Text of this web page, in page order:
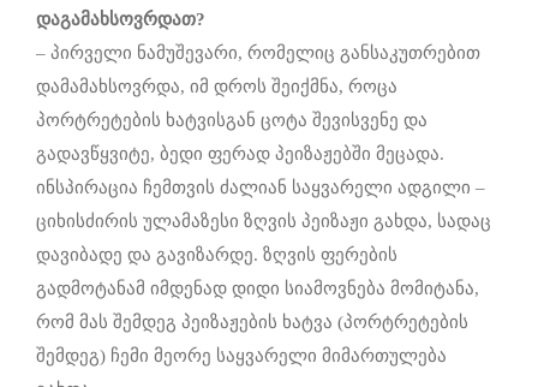
დაგამახსოვრდათ?
– პირველი ნამუშევარი, რომელიც განსაკუთრებით
დამამახსოვრდა, იმ დროს შეიქმნა, როცა
პორტრეტების ხატვისგან ცოტა შევისვენე და
გადავწყვიტე, ბედი ფერად პეიზაჟებში მეცადა.
ინსპირაცია ჩემთვის ძალიან საყვარელი ადგილი –
ციხისძირის ულამაზესი ზღვის პეიზაჟი გახდა, სადაც
დავიბადე და გავიზარდე. ზღვის ფერების
გადმოტანამ იმდენად დიდი სიამოვნება მომიტანა,
რომ მას შემდეგ პეიზაჟების ხატვა (პორტრეტების
შემდეგ) ჩემი მეორე საყვარელი მიმართულება